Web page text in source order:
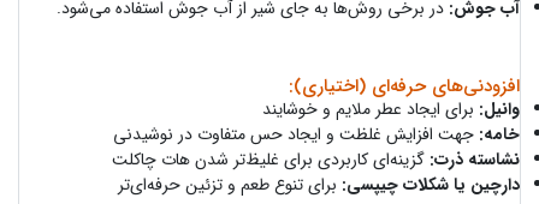
آب جوش: در برخی روش‌ها به جای شیر از آب جوش استفاده می‌شود.
افزودنی‌های حرفه‌ای (اختیاری):
وانیل: برای ایجاد عطر ملایم و خوشایند
خامه: جهت افزایش غلظت و ایجاد حس متفاوت در نوشیدنی
نشاسته ذرت: گزینه‌ای کاربردی برای غلیظ‌تر شدن هات چاکلت
دارچین یا شکلات چیپسی: برای تنوع طعم و تزئین حرفه‌ای‌تر